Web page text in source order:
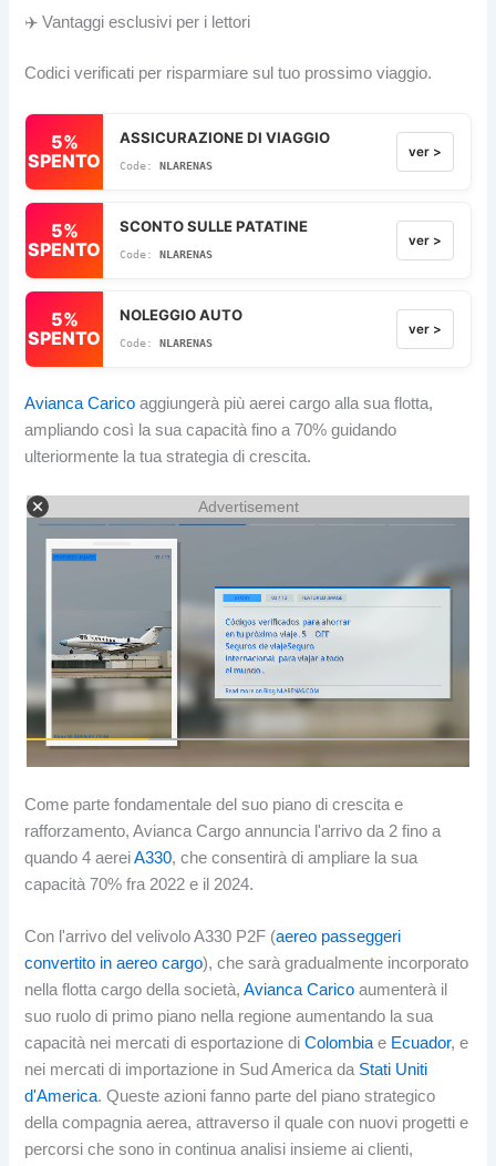
✈️ Vantaggi esclusivi per i lettori
Codici verificati per risparmiare sul tuo prossimo viaggio.
5%
SPENTO
ASSICURAZIONE DI VIAGGIO
NLARENAS
ver >
5%
SPENTO
SCONTO SULLE PATATINE
NLARENAS
ver >
5%
SPENTO
NOLEGGIO AUTO
NLARENAS
ver >
Avianca Carico aggiungerà più aerei cargo alla sua flotta,
ampliando così la sua capacità fino a 70% guidando
ulteriormente la tua strategia di crescita.
Advertisement
Come parte fondamentale del suo piano di crescita e
rafforzamento, Avianca Cargo annuncia l'arrivo da 2 fino a
quando 4 aereiA330, che consentirà di ampliare la sua
capacità 70% fra 2022 e il 2024.
Con l'arrivo del velivolo A330 P2F (aereo passeggeri
convertito in aereo cargo), che sarà gradualmente incorporato
nella flotta cargo della società,Avianca Carico aumenterà il
suo ruolo di primo piano nella regione aumentando la sua
capacità nei mercati di esportazione diColombiae Ecuador, e
nei mercati di importazione in Sud America da Stati Uniti
d'America. Queste azioni fanno parte del piano strategico
della compagnia aerea, attraverso il quale con nuovi progetti e
percorsi che sono in continua analisi insieme ai clienti,